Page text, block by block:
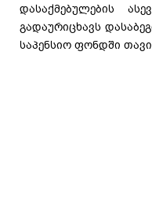
დასაქმებულების
გადაურიცხავს
საპენსიო ფონდში